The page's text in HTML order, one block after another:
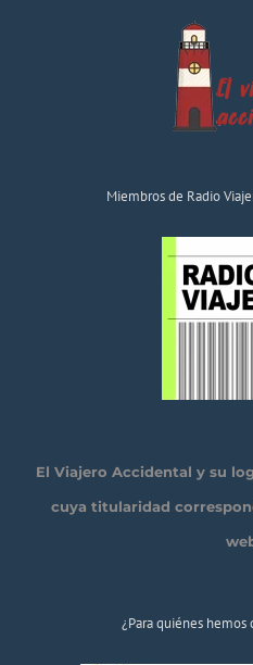
Miembros de Radio
El Viajero Accidental y su
cuya titularidad
¿Para quiénes hemos